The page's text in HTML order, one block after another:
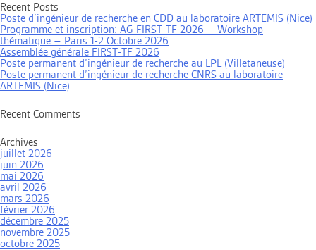
Recent Posts
Poste d’ingénieur de recherche en CDD au laboratoire ARTEMIS (Nice)
Programme et inscription: AG FIRST-TF 2026 – Workshop
thématique – Paris 1-2 Octobre 2026
Assemblée générale FIRST-TF 2026
Poste permanent d’ingénieur de recherche au LPL (Villetaneuse)
Poste permanent d’ingénieur de recherche CNRS au laboratoire
ARTEMIS (Nice)
Recent Comments
Archives
juillet 2026
juin 2026
mai 2026
avril 2026
mars 2026
février 2026
décembre 2025
novembre 2025
octobre 2025